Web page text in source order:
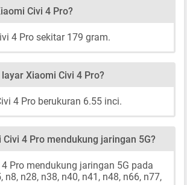
Civi 4 Pro?
4 Pro sekitar 179 gram.
Xiaomi Civi 4 Pro?
4 Pro berukuran 6.55 inci.
4 Pro mendukung jaringan 5G?
Pro mendukung jaringan 5G pada
n8, n28, n38, n40, n41, n48, n66, n77,